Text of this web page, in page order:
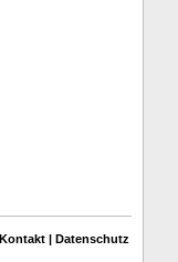
Kontakt Datenschutz